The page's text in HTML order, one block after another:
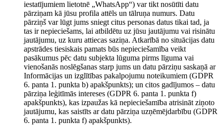
iestatījumiem lietotnē „WhatsApp“) var tikt nosūtīti datu
pārziņam kā jūsu profila attēls un tālruņa numurs. Datu
pārziņš var lūgt jums sniegt citus personas datus tikai tad, ja
tas ir nepieciešams, lai atbildētu uz jūsu jautājumu vai risinātu
jautājumu, uz kuru attiecas saziņa. Atkarībā no situācijas datu
apstrādes tiesiskais pamats būs nepieciešamība veikt
pasākumus pēc datu subjekta lūguma pirms līguma vai
vienošanās noslēgšanas starp jums un datu pārziņu saskaņā ar
Informācijas un izglītības pakalpojumu noteikumiem (GDPR
6. panta 1. punkta b) apakšpunkts); un citos gadījumos – datu
pārziņa leģitīmās intereses (GDPR 6. panta 1. punkta f)
apakšpunkts), kas izpaužas kā nepieciešamība atrisināt ziņoto
jautājumu, kas saistīts ar datu pārziņa uzņēmējdarbību (GDPR
6. panta 1. punkta f) apakšpunkts).